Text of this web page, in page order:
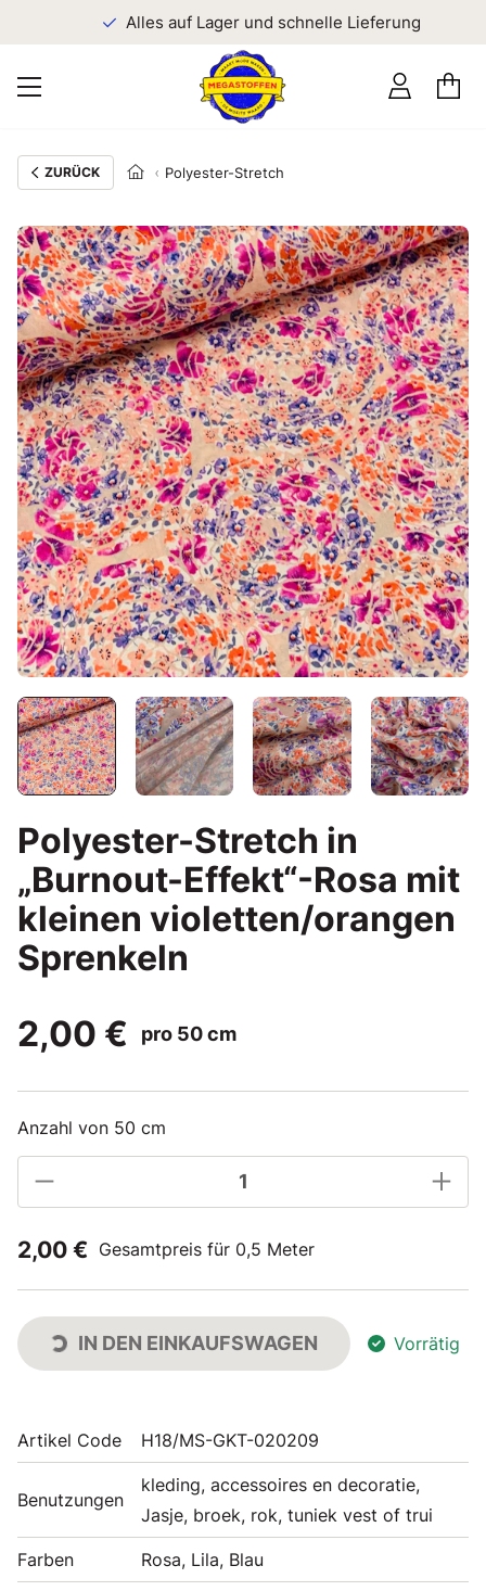
Alles auf Lager und schnelle Lieferung
ZURÜCK Polyester-Stretch
Polyester-Stretch in
„Burnout-Effekt“-Rosa mit
kleinen violetten/orangen
Sprenkeln
2,00 €
pro 50 cm
Anzahl von 50 cm
2,00 € Gesamtpreis für 0,5 Meter
IN DEN EINKAUFSWAGEN Vorrätig
Artikel Code H18/MS-GKT-020209
Benutzungen
kleding, accessoires en decoratie,
Jasje, broek, rok, tuniek vest of trui
Farben Rosa, Lila, Blau